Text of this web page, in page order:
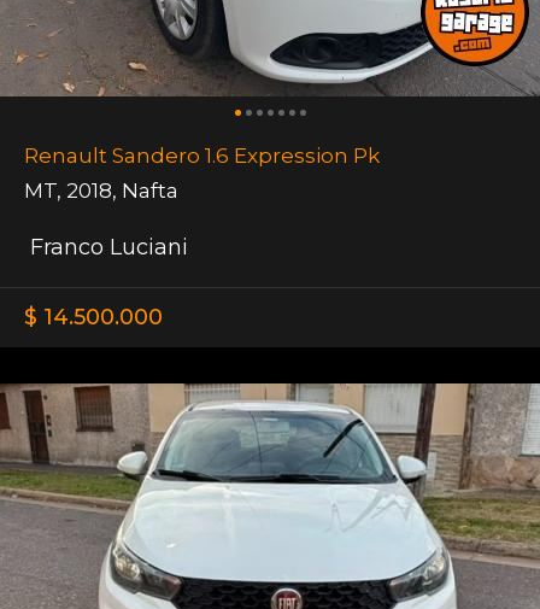
Renault Sandero 1.6 Expression Pk
MT, 2018, Nafta
Franco Luciani
$ 14.500.000